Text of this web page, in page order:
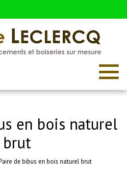
en bois naturel
brut
de bibus en bois naturel brut